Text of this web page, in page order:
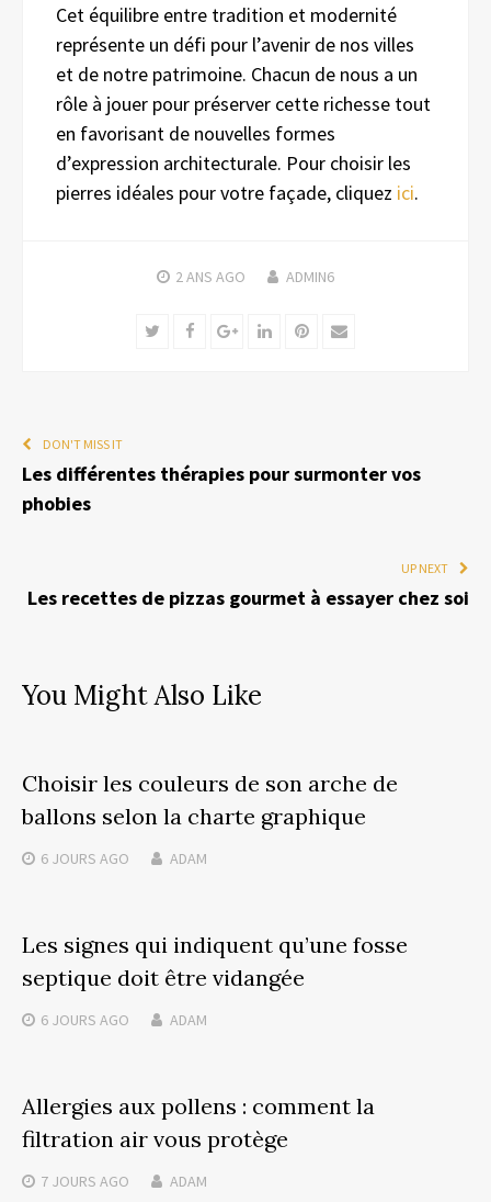
Cet équilibre entre tradition et modernité
représente un défi pour l’avenir de nos villes
et de notre patrimoine. Chacun de nous a un
rôle à jouer pour préserver cette richesse tout
en favorisant de nouvelles formes
d’expression architecturale. Pour choisir les
pierres idéales pour votre façade, cliquez ici.
2 ANS AGO ADMIN6
TwitterFacebookGoogle+LinkedInPinterest
Email
DON'T MISS IT
Les différentes thérapies pour surmonter vos
phobies
UP NEXT
Les recettes de pizzas gourmet à essayer chez soi
You Might Also Like
Choisir les couleurs de son arche de
ballons selon la charte graphique
6 JOURS AGO ADAM
Les signes qui indiquent qu’une fosse
septique doit être vidangée
6 JOURS AGO ADAM
Allergies aux pollens : comment la
filtration air vous protège
7 JOURS AGO ADAM